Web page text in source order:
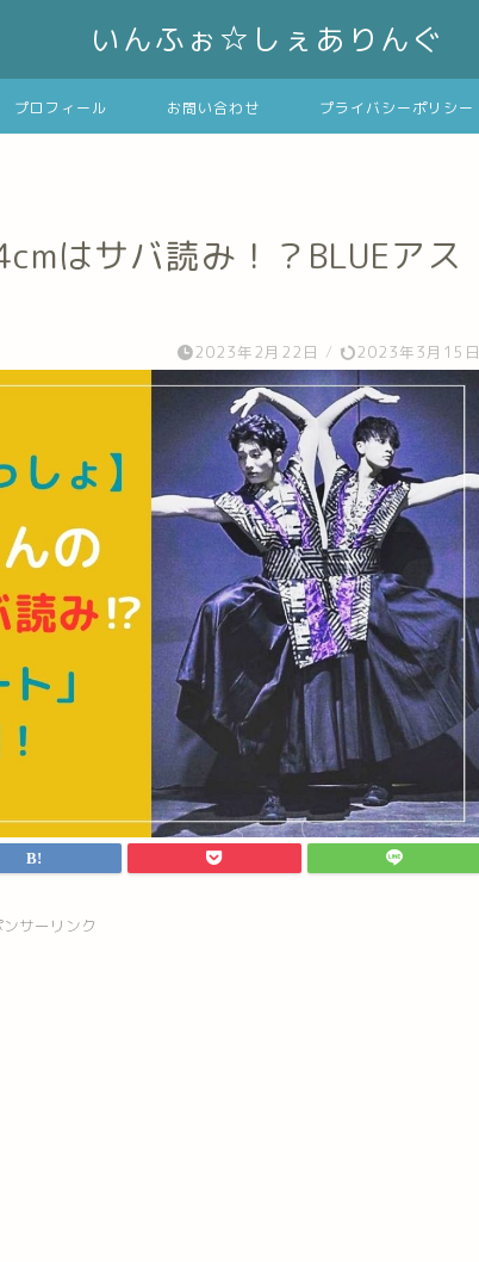
いんふぉ☆しぇありんぐ
プロフィール お問い合わせ プライバシーポリシー
はサバ読み！？BLUEアス
2023年2月22日 / 2023年3月15日
サーリンク